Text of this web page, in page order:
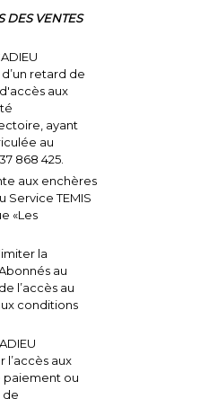
DES VENTES
d’un retard de
aux
ayant
au
868 425.
aux enchères
Service TEMIS
«Les
la
au
l’accès au
conditions
l’accès aux
paiement ou
de